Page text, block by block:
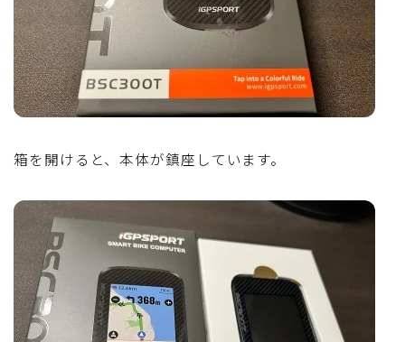
箱を開けると、本体が鎮座しています。